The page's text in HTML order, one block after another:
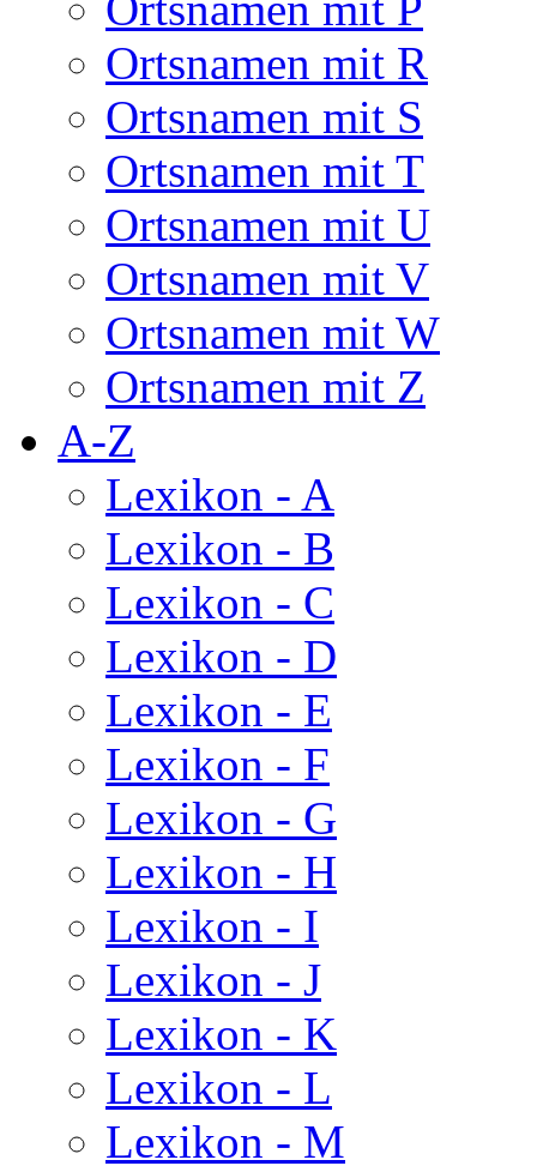
Ortsnamen mit R
Ortsnamen mit S
Ortsnamen mit T
Ortsnamen mit U
Ortsnamen mit V
Ortsnamen mit W
Ortsnamen mit Z
A-Z
Lexikon - A
Lexikon - B
Lexikon - C
Lexikon - D
Lexikon - E
Lexikon - F
Lexikon - G
Lexikon - H
Lexikon - I
Lexikon - J
Lexikon - K
Lexikon - L
Lexikon - M